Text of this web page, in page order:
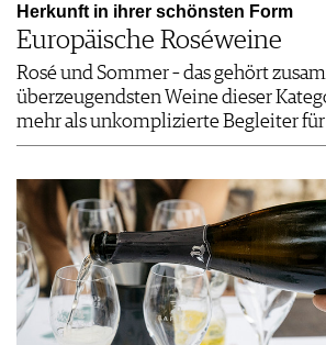
Herkunft in ihrer schönsten Form
Europäische Roséweine
Rosé und Sommer – das gehört
überzeugendsten Weine dieser
mehr als unkomplizierte Begleiter für